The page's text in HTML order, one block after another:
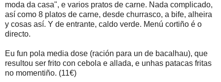
moda da casa", e varios pratos de carne. Nada complicado,
así como 8 platos de carne, desde churrasco, a bife, alheira
y cosas así. Y de entrante, caldo verde. Menú cortiño é o
directo.
Eu fun pola media dose (ración para un de bacalhau), que
resultou ser frito con cebola e allada, e unhas patacas fritas
no momentiño. (11€)